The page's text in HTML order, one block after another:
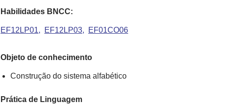
Habilidades BNCC:
EF12LP01 EF12LP03 EF01CO06
Objeto de conhecimento
Construção do sistema alfabético
Prática de Linguagem